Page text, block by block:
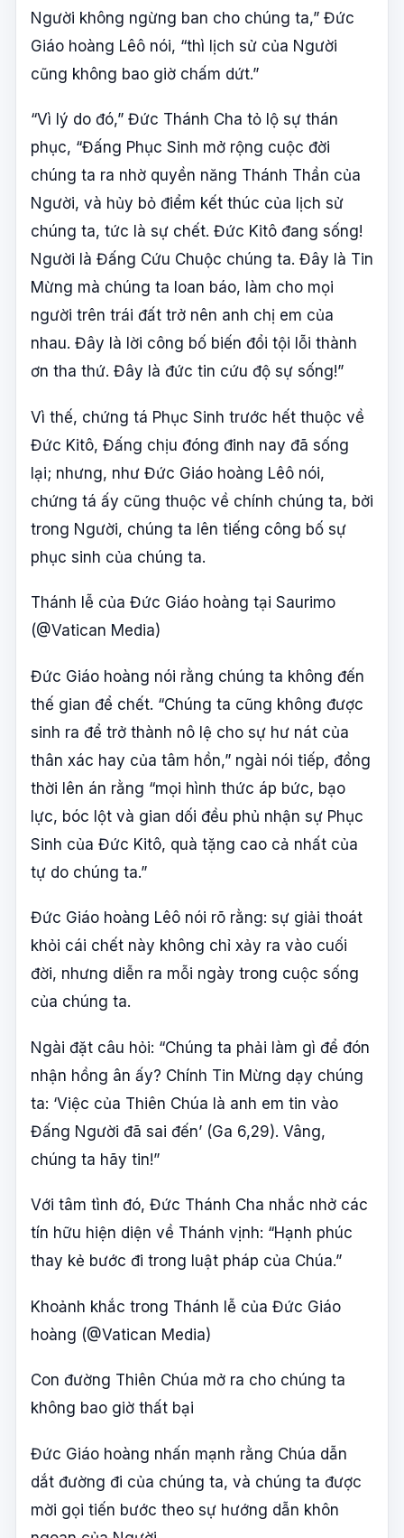
Người không ngừng ban cho chúng ta,” Đức
Giáo hoàng Lêô nói, “thì lịch sử của Người
cũng không bao giờ chấm dứt.”
“Vì lý do đó,” Đức Thánh Cha tỏ lộ sự thán
phục, “Đấng Phục Sinh mở rộng cuộc đời
chúng ta ra nhờ quyền năng Thánh Thần của
Người, và hủy bỏ điểm kết thúc của lịch sử
chúng ta, tức là sự chết. Đức Kitô đang sống!
Người là Đấng Cứu Chuộc chúng ta. Đây là Tin
Mừng mà chúng ta loan báo, làm cho mọi
người trên trái đất trở nên anh chị em của
nhau. Đây là lời công bố biến đổi tội lỗi thành
ơn tha thứ. Đây là đức tin cứu độ sự sống!”
Vì thế, chứng tá Phục Sinh trước hết thuộc về
Đức Kitô, Đấng chịu đóng đinh nay đã sống
lại; nhưng, như Đức Giáo hoàng Lêô nói,
chứng tá ấy cũng thuộc về chính chúng ta, bởi
trong Người, chúng ta lên tiếng công bố sự
phục sinh của chúng ta.
Thánh lễ của Đức Giáo hoàng tại Saurimo
(@Vatican Media)
Đức Giáo hoàng nói rằng chúng ta không đến
thế gian để chết. “Chúng ta cũng không được
sinh ra để trở thành nô lệ cho sự hư nát của
thân xác hay của tâm hồn,” ngài nói tiếp, đồng
thời lên án rằng “mọi hình thức áp bức, bạo
lực, bóc lột và gian dối đều phủ nhận sự Phục
Sinh của Đức Kitô, quà tặng cao cả nhất của
tự do chúng ta.”
Đức Giáo hoàng Lêô nói rõ rằng: sự giải thoát
khỏi cái chết này không chỉ xảy ra vào cuối
đời, nhưng diễn ra mỗi ngày trong cuộc sống
của chúng ta.
Ngài đặt câu hỏi: “Chúng ta phải làm gì để đón
nhận hồng ân ấy? Chính Tin Mừng dạy chúng
ta: ‘Việc của Thiên Chúa là anh em tin vào
Đấng Người đã sai đến’ (Ga 6,29). Vâng,
chúng ta hãy tin!”
Với tâm tình đó, Đức Thánh Cha nhắc nhở các
tín hữu hiện diện về Thánh vịnh: “Hạnh phúc
thay kẻ bước đi trong luật pháp của Chúa.”
Khoảnh khắc trong Thánh lễ của Đức Giáo
hoàng (@Vatican Media)
Con đường Thiên Chúa mở ra cho chúng ta
không bao giờ thất bại
Đức Giáo hoàng nhấn mạnh rằng Chúa dẫn
dắt đường đi của chúng ta, và chúng ta được
mời gọi tiến bước theo sự hướng dẫn khôn